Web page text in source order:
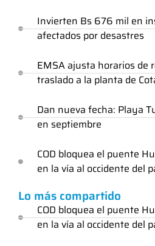
Invierten Bs 676 mil en
afectados por desastres
EMSA ajusta horarios de
traslado a la planta de
Dan nueva fecha: Playa
en septiembre
COD bloquea el puente
en la vía al occidente del
Lo más compartido
COD bloquea el puente
en la vía al occidente del